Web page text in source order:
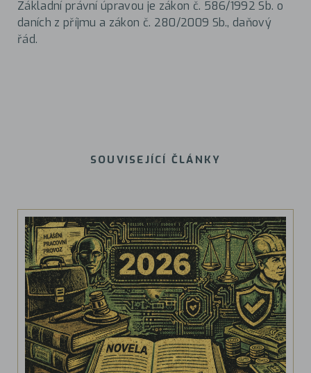
Základní právní úpravou je zákon č. 586/1992 Sb. o
daních z příjmu a zákon č. 280/2009 Sb., daňový
řád.
SOUVISEJÍCÍ ČLÁNKY